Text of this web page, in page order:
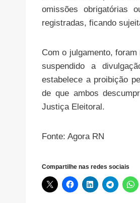
omissões obrigatórias
registradas, ficando
Com o julgamento,
suspendido a
estabelece a proibição
de que ambos
Justiça Eleitoral.
Fonte: Agora RN
Compartilhe nas redes sociais